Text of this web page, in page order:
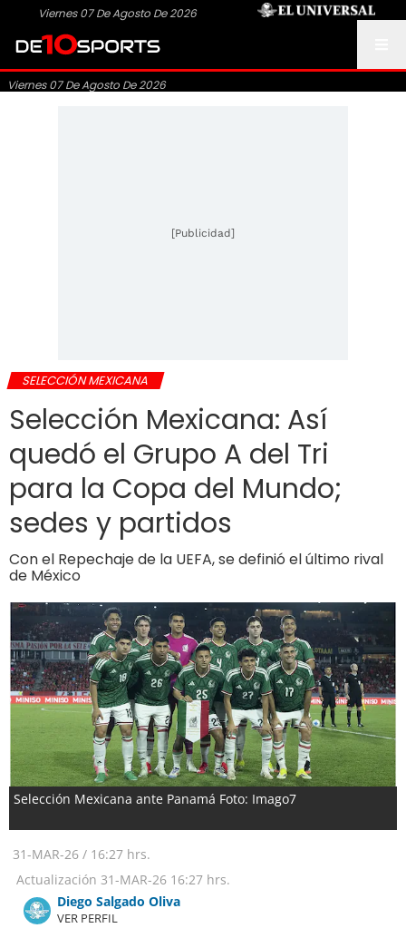
Viernes 07 De Agosto De 2026
Viernes 07 De Agosto De 2026
[Publicidad]
SELECCIÓN MEXICANA
Selección Mexicana: Así
quedó el Grupo A del Tri
para la Copa del Mundo;
sedes y partidos
Con el Repechaje de la UEFA, se definió el último rival
de México
Selección Mexicana ante Panamá Foto: Imago7
31-MAR-26 / 16:27 hrs.
Actualización 31-MAR-26 16:27 hrs.
Diego Salgado Oliva
VER PERFIL